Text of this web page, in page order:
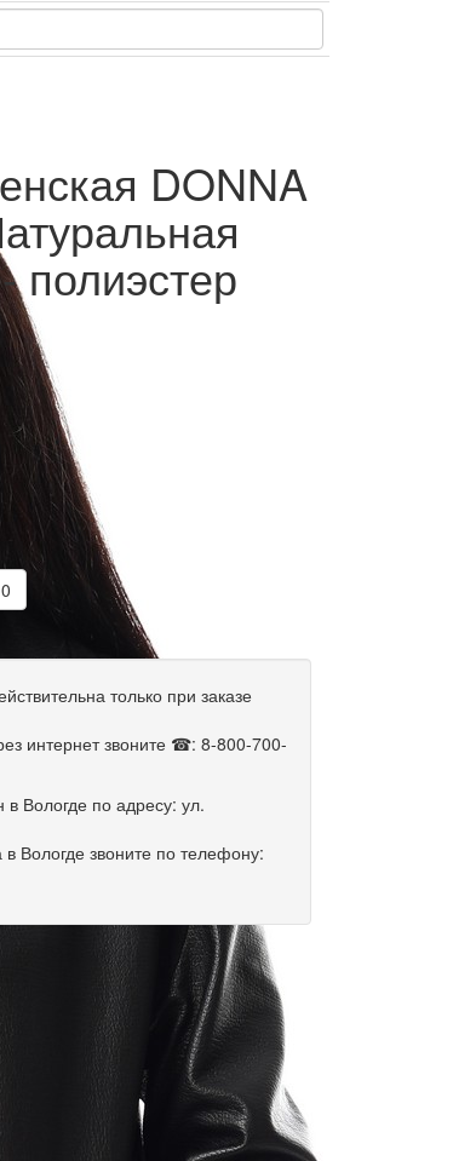
DONNA
полиэстер
0
только при заказе
интернет звоните ☎: 8-800-700-
Вологде по адресу: ул.
Вологде звоните по телефону: